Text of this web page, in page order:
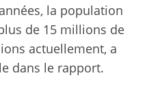
la population
de 15 millions de
actuellement, a
dans le rapport.